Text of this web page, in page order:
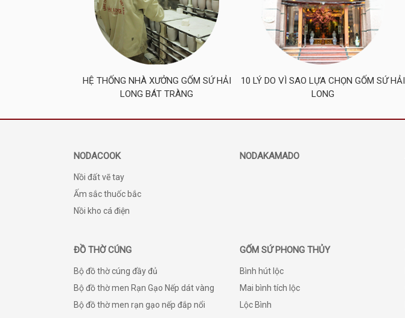
HỆ THỐNG NHÀ XƯỞNG GỐM SỨ HẢI
LONG BÁT TRÀNG
10 LÝ DO VÌ SAO LỰA CHỌN GỐM SỨ HẢI
LONG
NODACOOK
Nồi đất vẽ tay
Ấm sắc thuốc bắc
Nồi kho cá điện
NODAKAMADO
ĐỒ THỜ CÚNG
Bộ đồ thờ cúng đầy đủ
Bộ đồ thờ men Rạn Gạo Nếp dát vàng
Bộ đồ thờ men rạn gạo nếp đắp nổi
GỐM SỨ PHONG THỦY
Bình hút lộc
Mai bình tích lộc
Lộc Bình